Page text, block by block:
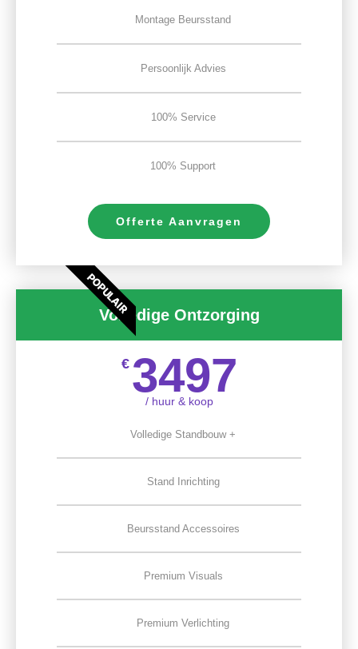
Montage Beursstand
Persoonlijk Advies
100% Service
100% Support
Offerte Aanvragen
POPULAIR
Volledige Ontzorging
€ 3497
/ huur & koop
Volledige Standbouw +
Stand Inrichting
Beursstand Accessoires
Premium Visuals
Premium Verlichting